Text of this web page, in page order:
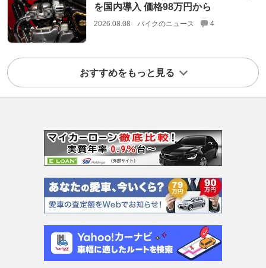
を国内導入 価格98万円から
2026.08.08 バイクのニュース 4
おすすめをもっと見る